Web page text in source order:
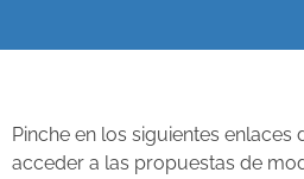
Pinche en los siguientes enlaces
acceder a las propuestas de